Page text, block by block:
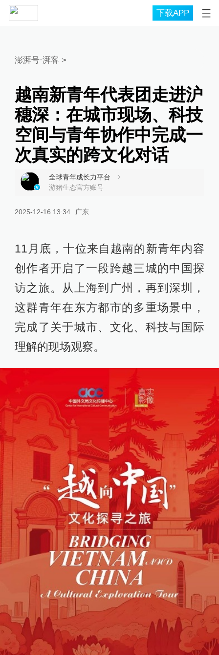
下载APP
澎湃号·湃客 >
越南新青年代表团走进沪
穗深：在城市现场、科技
空间与青年协作中完成一
次真实的跨文化对话
全球青年成长力平台
游猪生态官方账号
2025-12-16 13:34 广东
11月底，十位来自越南的新青年内容
创作者开启了一段跨越三城的中国探
访之旅。从上海到广州，再到深圳，
这群青年在东方都市的多重场景中，
完成了关于城市、文化、科技与国际
理解的现场观察。